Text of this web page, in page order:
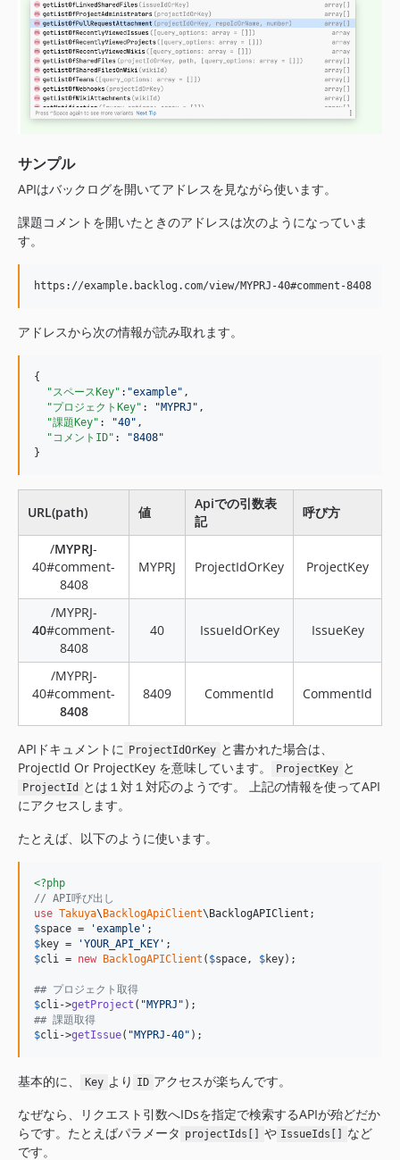
サンプル
APIはバックログを開いてアドレスを見ながら使います。
課題コメントを開いたときのアドレスは次のようになっていま
す。
アドレスから次の情報が読み取れます。
{
"スペースKey" : "example" ,
"プロジェクトKey" : "MYPRJ " ,
"課題Key" : "40" ,
"コメントID" : "8408"
}
URL(path) 値
Apiでの引数表
記
呼び方
/MYPRJ-
40#comment-
8408
MYPRJ ProjectIdOrKey ProjectKey
/MYPRJ-
40#comment-
8408
40 IssueIdOrKey IssueKey
/MYPRJ-
40#comment-
8408
8409 CommentId CommentId
APIドキュメントに ProjectIdOrKey と書かれた場合は、
ProjectId Or ProjectKey を意味しています。
ProjectKey と
ProjectId
とは１対１対応のようです。 上記の情報を使ってAPI
にアクセスします。
たとえば、以下のように使います。
<?php
// API呼び出し
use Takuya\ BacklogApiClient\ BacklogAPIClient
$space = 'example '
$key = 'YOUR_API_KEY '
$cli = new BacklogAPIClient ( $space, $key);
## プロジェクト取得
$cli->getProject ( "MYPRJ "
## 課題取得
$cli->getIssue( "MYPRJ-40" );
基本的に、 Key より ID アクセスが楽ちんです。
なぜなら、リクエスト引数へIDsを指定で検索するAPIが殆どだか
らです。たとえばパラメータ projectIds[] や IssueIds[]
など
です。